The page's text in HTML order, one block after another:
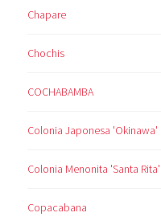
Chapare
Chochis
COCHABAMBA
Colonia Japonesa 'Okinawa'
Colonia Menonita 'Santa Rita'
Copacabana